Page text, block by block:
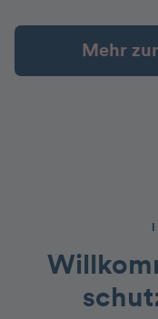
Mehr